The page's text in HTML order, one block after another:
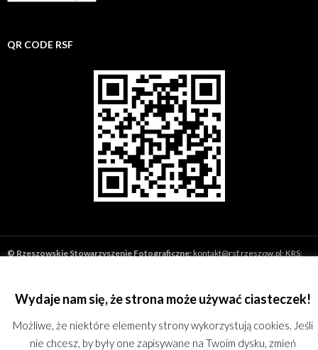
rsf
QR CODE RSF
©Rzeszowskie Stowarzyszenie Fotograficzne;kontakt@rsf.rzeszow.pl;KRS:
Wydaje nam się, że strona może używać ciasteczek!
Możliwe, że niektóre elementy strony wykorzystują cookies. Jeśli
nie chcesz, by były one zapisywane na Twoim dysku, zmień